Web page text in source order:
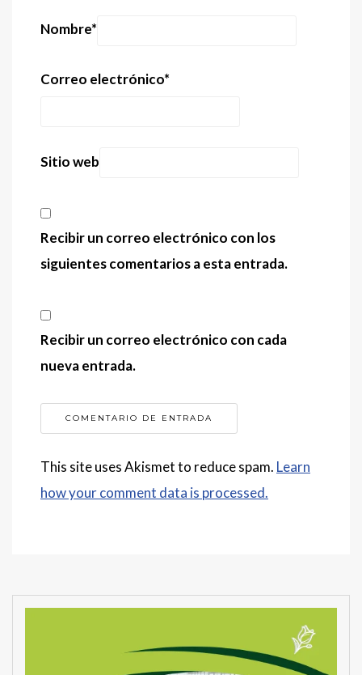
Nombre*
Correo electrónico*
Sitio web
Recibir un correo electrónico con los
siguientes comentarios a esta entrada.
Recibir un correo electrónico con cada
nueva entrada.
This site uses Akismet to reduce spam. Learn
how your comment data is processed.